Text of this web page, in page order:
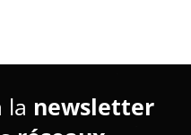
la newsletter